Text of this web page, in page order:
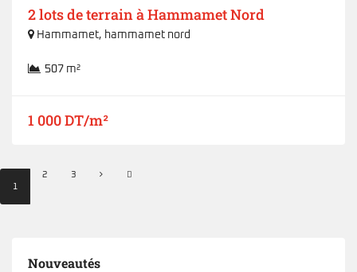
2 lots de terrain à Hammamet Nord
Hammamet, hammamet nord
507 m²
1 000 DT/m²
1
2 3
Nouveautés